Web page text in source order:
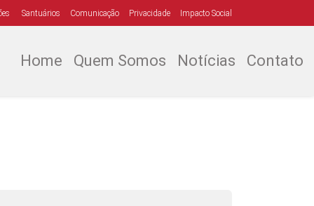
Santuários Comunicação Privacidade Impacto Social
Home Quem Somos Notícias Contato